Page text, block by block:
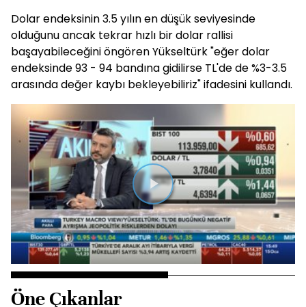
Dolar endeksinin 3.5 yılın en düşük seviyesinde
olduğunu ancak tekrar hızlı bir dolar rallisi
başayabileceğini öngören Yükseltürk "eğer dolar
endeksinde 93 - 94 bandına gidilirse TL'de de %3-3.5
arasında değer kaybı bekleyebiliriz" ifadesini kullandı.
Videoyu
Oynat
Öne Çıkanlar